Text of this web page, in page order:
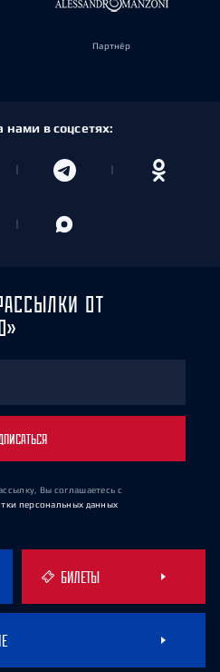
Партнёр
в соцсетях:
ОТ
Вы соглашаетесь с
персональных данных
БИЛЕТЫ